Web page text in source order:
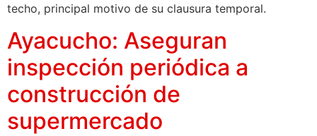
techo, principal motivo de su clausura temporal.
Ayacucho: Aseguran
inspección periódica a
construcción de
supermercado